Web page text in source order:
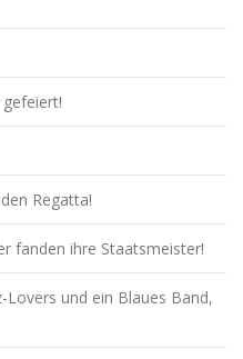
gefeiert!
Regatta!
fanden ihre Staatsmeister!
Lovers und ein Blaues Band,